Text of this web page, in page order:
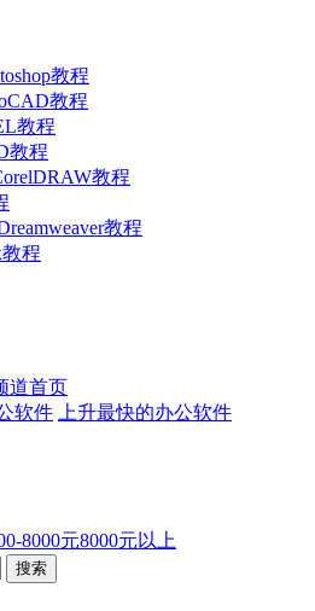
教程
教程
教程
教程
教程
教程
程
道首页
软件 上升最快的办公软件
8000元8000元以上